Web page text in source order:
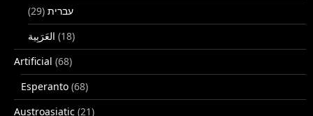
עברית (29)
(18)
Artificial (68)
Esperanto (68)
Austroasiatic (21)